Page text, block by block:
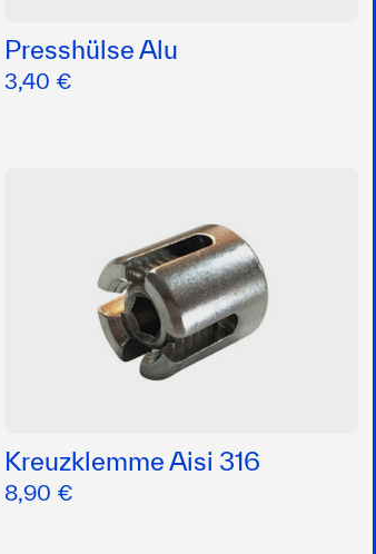
Presshülse Alu
3,40 €
Kreuzklemme Aisi 316
8,90 €